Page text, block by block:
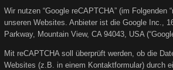
Wir nutzen “Google reCAPTCHA” (im Folgenden
unseren Websites. Anbieter ist die Google Inc.,
Parkway, Mountain View, CA 94043, USA
Mit reCAPTCHA soll überprüft werden, ob die
Websites (z.B. in einem Kontaktformular) durch